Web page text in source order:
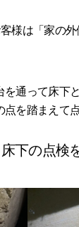
様は「家の
通って床下
を踏まえて
下の点検